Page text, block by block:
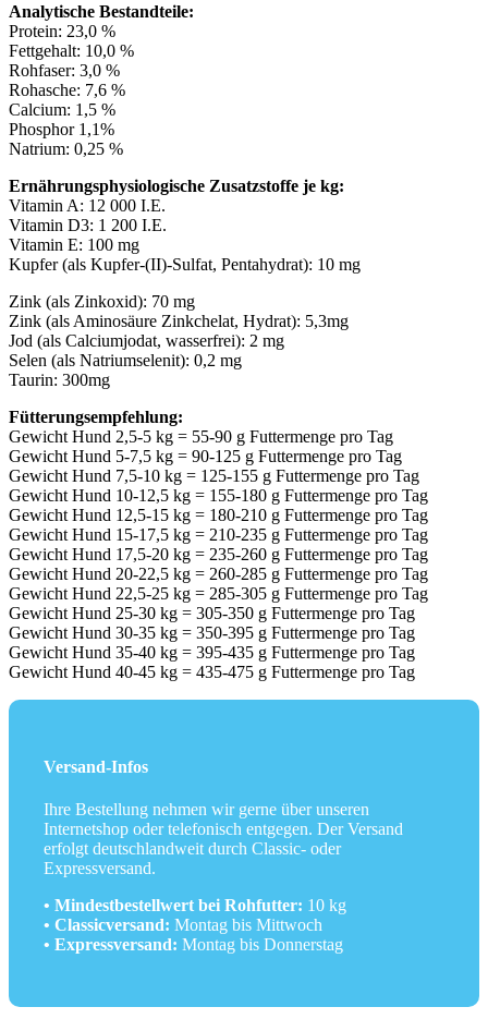
Analytische Bestandteile:
Protein: 23,0 %
Fettgehalt: 10,0 %
Rohfaser: 3,0 %
Rohasche: 7,6 %
Calcium: 1,5 %
Phosphor 1,1%
Natrium: 0,25 %
Ernährungsphysiologische Zusatzstoffe je kg:
Vitamin A: 12 000 I.E.
Vitamin D3: 1 200 I.E.
Vitamin E: 100 mg
Kupfer (als Kupfer-(II)-Sulfat, Pentahydrat): 10 mg
Zink (als Zinkoxid): 70 mg
Zink (als Aminosäure Zinkchelat, Hydrat): 5,3mg
Jod (als Calciumjodat, wasserfrei): 2 mg
Selen (als Natriumselenit): 0,2 mg
Taurin: 300mg
Fütterungsempfehlung:
Gewicht Hund 2,5-5 kg = 55-90 g Futtermenge pro Tag
Gewicht Hund 5-7,5 kg = 90-125 g Futtermenge pro Tag
Gewicht Hund 7,5-10 kg = 125-155 g Futtermenge pro Tag
Gewicht Hund 10-12,5 kg = 155-180 g Futtermenge pro Tag
Gewicht Hund 12,5-15 kg = 180-210 g Futtermenge pro Tag
Gewicht Hund 15-17,5 kg = 210-235 g Futtermenge pro Tag
Gewicht Hund 17,5-20 kg = 235-260 g Futtermenge pro Tag
Gewicht Hund 20-22,5 kg = 260-285 g Futtermenge pro Tag
Gewicht Hund 22,5-25 kg = 285-305 g Futtermenge pro Tag
Gewicht Hund 25-30 kg = 305-350 g Futtermenge pro Tag
Gewicht Hund 30-35 kg = 350-395 g Futtermenge pro Tag
Gewicht Hund 35-40 kg = 395-435 g Futtermenge pro Tag
Gewicht Hund 40-45 kg = 435-475 g Futtermenge pro Tag
Versand-Infos
Ihre Bestellung nehmen wir gerne über unseren
Internetshop oder telefonisch entgegen. Der Versand
erfolgt deutschlandweit durch Classic- oder
Expressversand.
• Mindestbestellwert bei Rohfutter: 10 kg
• Classicversand: Montag bis Mittwoch
• Expressversand: Montag bis Donnerstag